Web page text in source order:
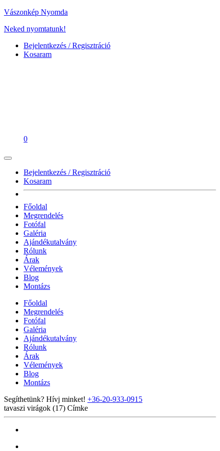
Vászonkép Nyomda
Neked nyomtatunk!
Bejelentkezés / Regisztráció
Kosaram
0
Bejelentkezés / Regisztráció
Kosaram
Főoldal
Megrendelés
Fotófal
Galéria
Ajándékutalvány
Rólunk
Árak
Vélemények
Blog
Montázs
Főoldal
Megrendelés
Fotófal
Galéria
Ajándékutalvány
Rólunk
Árak
Vélemények
Blog
Montázs
Segíthetünk? Hívj minket! +36-20-933-0915
tavaszi virágok (17) Címke